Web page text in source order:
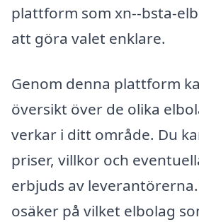
plattform som xn--bsta-
att göra valet enklare.
Genom denna plattform
översikt över de olika
verkar i ditt område. Du
priser, villkor och
erbjuds av
osäker på vilket elbolag